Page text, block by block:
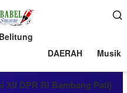
DAERAH
Musik
RI Bambang Patijaya